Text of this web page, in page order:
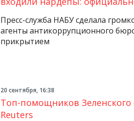
Пресс-служба НАБУ сделала
агенты антикоррупционного
прикрытием
20 сентября, 16:38
Топ-помощников
Reuters